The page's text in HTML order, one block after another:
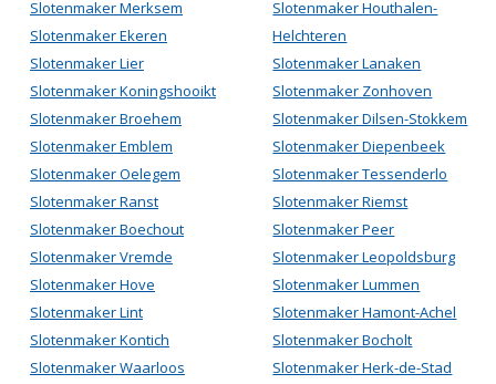
Slotenmaker Merksem
Slotenmaker Ekeren
Slotenmaker Lier
Slotenmaker Koningshooikt
Slotenmaker Broehem
Slotenmaker Emblem
Slotenmaker Oelegem
Slotenmaker Ranst
Slotenmaker Boechout
Slotenmaker Vremde
Slotenmaker Hove
Slotenmaker Lint
Slotenmaker Kontich
Slotenmaker Waarloos
Slotenmaker Houthalen-
Helchteren
Slotenmaker Lanaken
Slotenmaker Zonhoven
Slotenmaker Dilsen-Stokkem
Slotenmaker Diepenbeek
Slotenmaker Tessenderlo
Slotenmaker Riemst
Slotenmaker Peer
Slotenmaker Leopoldsburg
Slotenmaker Lummen
Slotenmaker Hamont-Achel
Slotenmaker Bocholt
Slotenmaker Herk-de-Stad